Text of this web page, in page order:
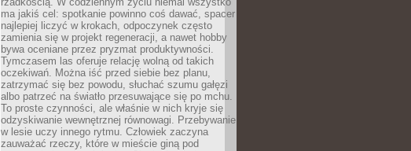
ma jakiś cel: spotkanie powinno coś dawać, spacer
najlepiej liczyć w krokach, odpoczynek często
zamienia się w projekt regeneracji, a nawet hobby
bywa oceniane przez pryzmat produktywności.
Tymczasem las oferuje relację wolną od takich
oczekiwań. Można iść przed siebie bez planu,
zatrzymać się bez powodu, słuchać szumu gałęzi
albo patrzeć na światło przesuwające się po mchu.
To proste czynności, ale właśnie w nich kryje się
odzyskiwanie wewnętrznej równowagi. Przebywanie
w lesie uczy innego rytmu. Człowiek zaczyna
zauważać rzeczy, które w mieście giną pod